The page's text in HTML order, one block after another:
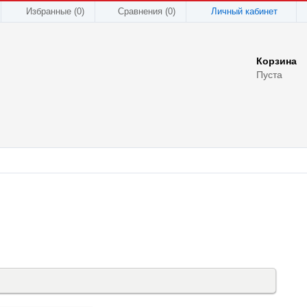
Избранные (0) Сравнения (0) Личный кабинет
Корзина
Пуста